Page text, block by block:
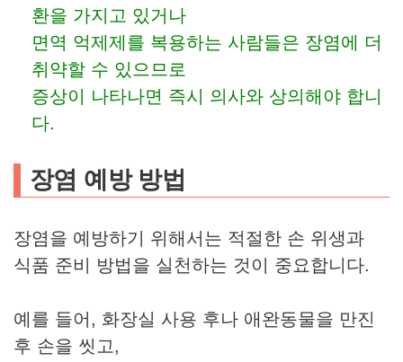
환을 가지고 있거나
면역 억제제를 복용하는 사람들은 장염에 더
취약할 수 있으므로
증상이 나타나면 즉시 의사와 상의해야 합니
다.
장염 예방 방법
장염을 예방하기 위해서는 적절한 손 위생과
식품 준비 방법을 실천하는 것이 중요합니다.
예를 들어, 화장실 사용 후나 애완동물을 만진
후 손을 씻고,